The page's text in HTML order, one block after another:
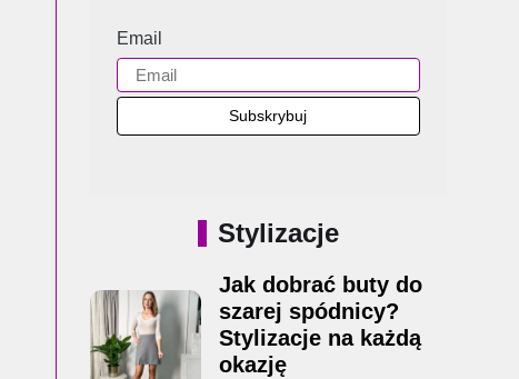
Email
Stylizacje
Jak dobrać buty do
szarej spódnicy?
Stylizacje na każdą
okazję